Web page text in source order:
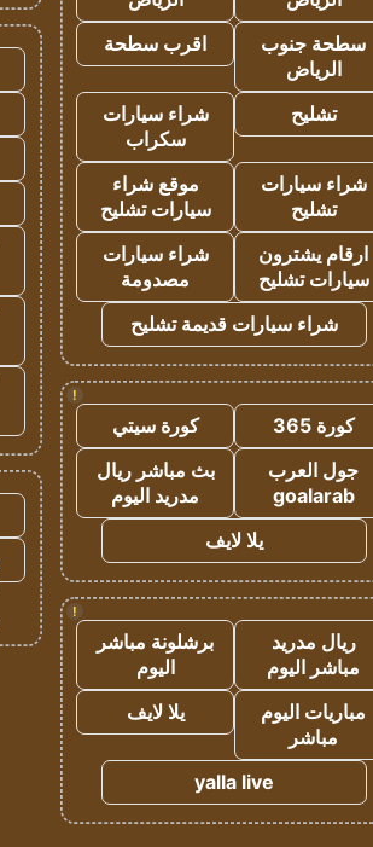
سطحة جنوب
الرياض
اقرب سطحة
تشليح
شراء سيارات
سكراب
شراء سيارات
تشليح
موقع شراء
سيارات تشليح
ارقام يشترون
سيارات تشليح
شراء سيارات
مصدومة
شراء سيارات قديمة تشليح
!
كورة 365
كورة سيتي
جول العرب
goalarab
بث مباشر ريال
مدريد اليوم
يلا لايف
!
ريال مدريد
مباشر اليوم
برشلونة مباشر
اليوم
مباريات اليوم
مباشر
يلا لايف
yalla live